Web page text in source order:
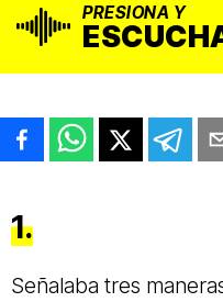
PRESIONA Y
1.
Señalaba tres